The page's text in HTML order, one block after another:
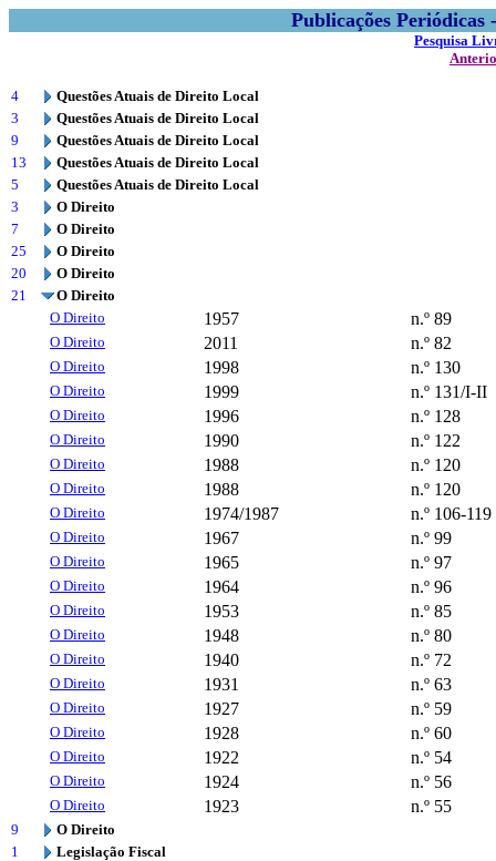
Publicações
Pesquisa
4
Questões Atuais de Direito Local
3
Questões Atuais de Direito Local
9
Questões Atuais de Direito Local
13
Questões Atuais de Direito Local
5
Questões Atuais de Direito Local
3
O Direito
7
O Direito
25
O Direito
20
O Direito
21
O Direito
O Direito
1957 n.º 89
O Direito 2011 n.º 82
O Direito 1998 n.º 130
O Direito 1999 n.º 131/I-II
O Direito 1996 n.º 128
O Direito 1990 n.º 122
O Direito 1988 n.º 120
O Direito 1988 n.º 120
O Direito 1974/1987 n.º 106-119
O Direito 1967 n.º 99
O Direito 1965 n.º 97
O Direito 1964 n.º 96
O Direito 1953 n.º 85
O Direito 1948 n.º 80
O Direito 1940 n.º 72
O Direito 1931 n.º 63
O Direito 1927 n.º 59
O Direito 1928 n.º 60
O Direito 1922 n.º 54
O Direito 1924 n.º 56
O Direito 1923 n.º 55
9
O Direito
1
Legislação Fiscal